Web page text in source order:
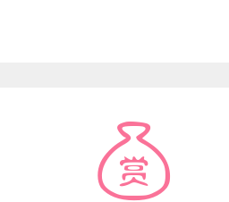
蛋。好像……也不是不